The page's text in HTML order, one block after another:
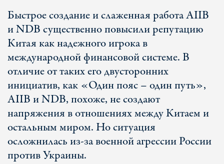
Быстрое создание и слаженная работа AIIB
и NDB существенно повысили репутацию
Китая как надежного игрока в
международной финансовой системе. В
отличие от таких его двусторонних
инициатив, как «Один пояс – один путь»,
AIIB и NDB, похоже, не создают
напряжения в отношениях между Китаем и
остальным миром. Но ситуация
осложнилась из-за военной агрессии России
против Украины.